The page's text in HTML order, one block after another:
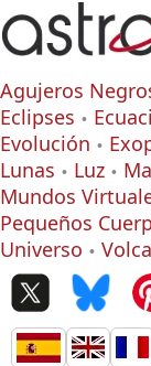
Agujeros
Eclipses
Evolución
Lunas
Luz
Mundos
Pequeños
Universo